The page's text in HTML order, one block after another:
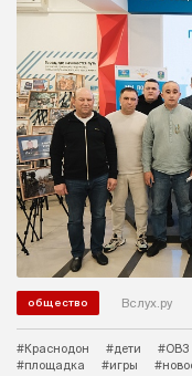
общество Вслух.ру
#Краснодон #дети #ОВЗ
#площадка
#игры